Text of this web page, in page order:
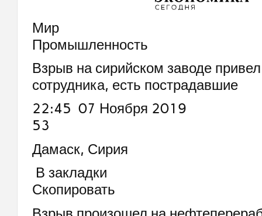
Мир
Промышленность
Взрыв на сирийском заводе
сотрудника, есть пострадавшие
22:45 07 Ноября 2019
53
Дамаск, Сирия
В закладки
Скопировать